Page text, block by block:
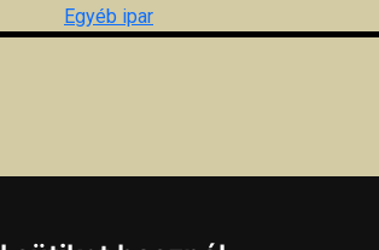
Egyéb ipar